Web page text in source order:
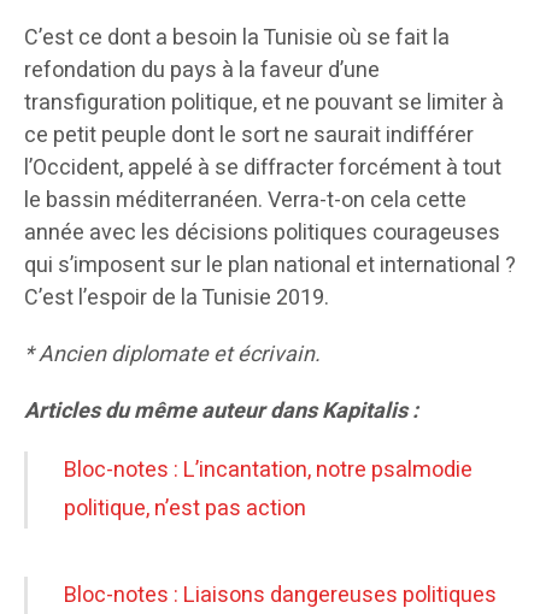
C’est ce dont a besoin la Tunisie où se fait la
refondation du pays à la faveur d’une
transfiguration politique, et ne pouvant se limiter à
ce petit peuple dont le sort ne saurait indifférer
l’Occident, appelé à se diffracter forcément à tout
le bassin méditerranéen. Verra-t-on cela cette
année avec les décisions politiques courageuses
qui s’imposent sur le plan national et international ?
C’est l’espoir de la Tunisie 2019.
* Ancien diplomate et écrivain.
Articles du même auteur dans Kapitalis :
Bloc-notes : L’incantation, notre psalmodie
politique, n’est pas action
Bloc-notes : Liaisons dangereuses politiques